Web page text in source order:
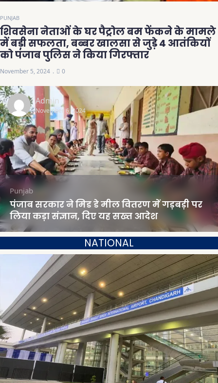
PUNJAB
शिवसेना नेताओं के घर पैट्रोल बम फेंकने के मामले
में बड़ी सफलता, बब्बर खालसा से जुड़े 4 आतंकियों
को पंजाब पुलिस ने किया गिरफ्तार
November 5, 2024 0
Admin
November 6, 2024
Punjab
पंजाब सरकार ने मिड डे मील वितरण में गड़बड़ी पर
लिया कड़ा संज्ञान, दिए यह सख्त आदेश
NATIONAL